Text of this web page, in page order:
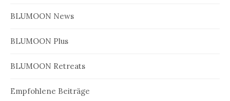
BLUMOON News
BLUMOON Plus
BLUMOON Retreats
Empfohlene Beiträge